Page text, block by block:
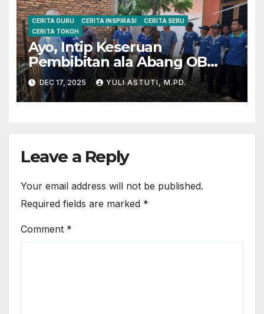
CERITA GURU CERITA INSPIRASI
CERITA SERU
CERITA TOKOH
Ayo, Intip Keseruan
Pembibitan ala Abang OB
Yayasan Al Muslim
DEC 17, 2025 YULI ASTUTI, M.PD.
Leave a Reply
Your email address will not be published.
Required fields are marked *
Comment *